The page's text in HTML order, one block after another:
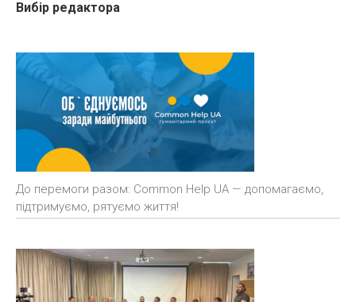
Вибір редактора
До перемоги разом: Common Help UA — допомагаємо,
підтримуємо, рятуємо життя!